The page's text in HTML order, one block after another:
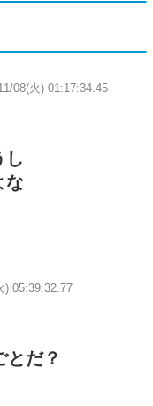
08(火) 01:17:34.45
し
な
) 05:39:32.77
とだ？